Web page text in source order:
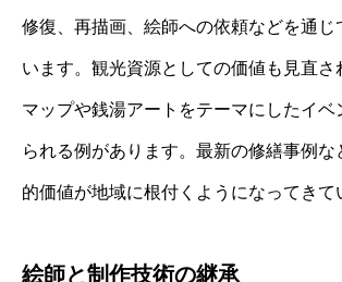
修復、再描画、絵師への依頼などを通じ
います。観光資源としての価値も見直さ
マップや銭湯アートをテーマにしたイベ
られる例があります。最新の修繕事例な
的価値が地域に根付くようになってきて
絵師と制作技術の継承